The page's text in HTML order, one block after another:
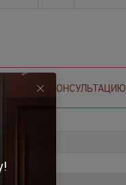
ЗАПРОСИТЬ КОНСУЛЬТАЦИЮ